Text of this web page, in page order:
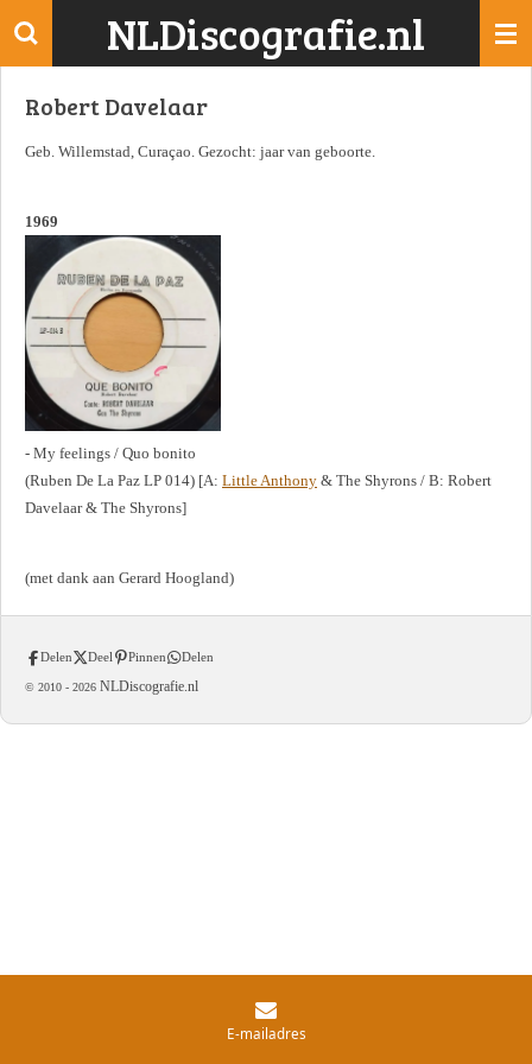
Ga
de
NLDiscografie.nl
Robert Davelaar
Geb. Willemstad, Curaçao. Gezocht: jaar van geboorte.
1969
- My feelings / Quo bonito
(Ruben De La Paz LP 014) [A: Little Anthony & The Shyrons / B: Robert
Davelaar & The Shyrons]
(met dank aan Gerard Hoogland)
Delen Deel Pinnen Delen
© 2010 - 2026 NLDiscografie.nl
E-mailadres